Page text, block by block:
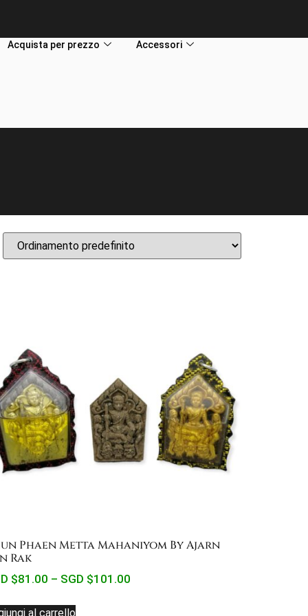
Acquista per prezzo Accessori
Phaen Metta Mahaniyom By Ajarn
Rak
$81.00 – SGD $101.00
al carrello